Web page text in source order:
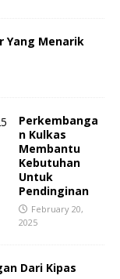
Yang Menarik
Perkembanga
n Kulkas
Membantu
Kebutuhan
Untuk
Pendinginan
February 20,
2025
Dari Kipas